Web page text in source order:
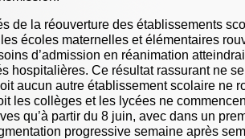
de la réouverture des établissements
écoles maternelles et élémentaires
d’admission en réanimation
hospitalières. Ce résultat rassurant ne
aucun autre établissement scolaire ne
les collèges et les lycées ne
qu’à partir du 8 juin, avec dans un
progressive semaine après